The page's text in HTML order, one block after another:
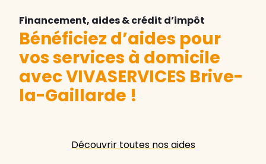
Financement, aides & crédit d’impôt
Bénéficiez d’aides pour
vos services à domicile
avec VIVASERVICES Brive-
la-Gaillarde !
Découvrir toutes nos aides